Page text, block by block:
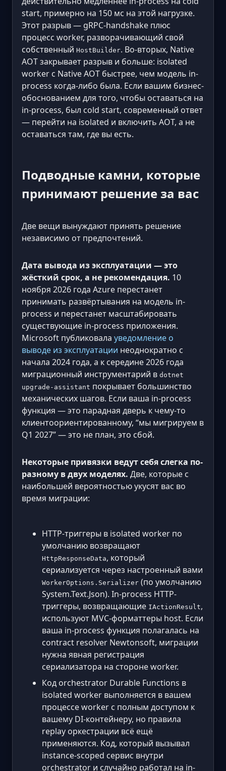
start, примерно на 150 мс на этой нагрузке.
Этот разрыв — gRPC-handshake плюс
процесс worker, разворачивающий свой
собственный HostBuilder. Во-вторых, Native
AOT закрывает разрыв и больше: isolated
worker с Native AOT быстрее, чем модель in-
process когда-либо была. Если вашим бизнес-
обоснованием для того, чтобы оставаться на
in-process, был cold start, современный ответ
— перейти на isolated и включить AOT, а не
оставаться там, где вы есть.
Подводные камни, которые
принимают решение за вас
Две вещи вынуждают принять решение
независимо от предпочтений.
Дата вывода из эксплуатации — это
жёсткий срок, а не рекомендация. 10
ноября 2026 года Azure перестанет
принимать развёртывания на модель in-
process и перестанет масштабировать
существующие in-process приложения.
Microsoft публиковала уведомление о
выводе из эксплуатации неоднократно с
начала 2024 года, а к середине 2026 года
миграционный инструментарий в dotnet
upgrade-assistant покрывает большинство
механических шагов. Если ваша in-process
функция — это парадная дверь к чему-то
клиентоориентированному, “мы мигрируем в
Q1 2027” — это не план, это сбой.
Некоторые привязки ведут себя слегка по-
разному в двух моделях. Две, которые с
наибольшей вероятностью укусят вас во
время миграции:
HTTP-триггеры в isolated worker по
умолчанию возвращают
HttpResponseData, который
сериализуется через настроенный вами
WorkerOptions.Serializer (по умолчанию
System.Text.Json). In-process HTTP-
триггеры, возвращающие IActionResult,
используют MVC-форматтеры host. Если
ваша in-process функция полагалась на
contract resolver Newtonsoft, миграции
нужна явная регистрация
сериализатора на стороне worker.
Код orchestrator Durable Functions в
isolated worker выполняется в вашем
процессе worker с полным доступом к
вашему DI-контейнеру, но правила
replay оркестрации всё ещё
применяются. Код, который вызывал
instance-scoped сервис внутри
orchestrator и случайно работал на in-